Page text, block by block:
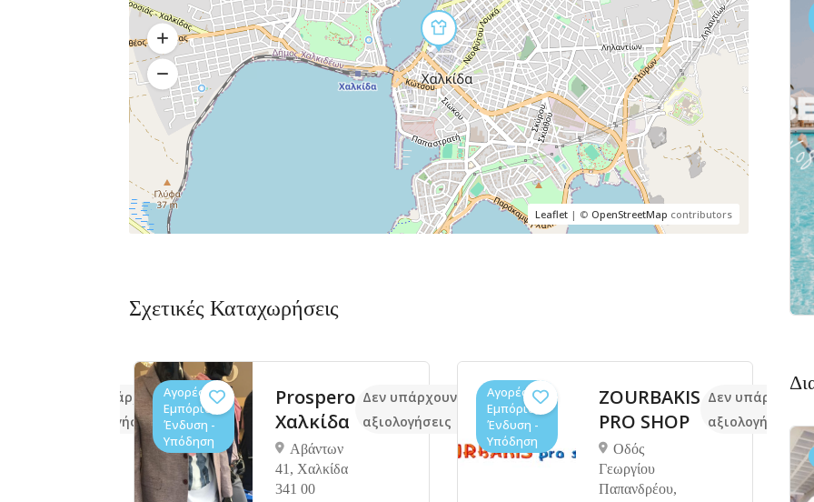
Leaflet| © OpenStreetMap contributors
Σχετικές Καταχωρήσεις
Δεν υπάρχουν ακόμα
αξιολογήσεις
Αγορές /
Εμπόριο,
Ένδυση -
Υπόδηση
Prospero
Χαλκίδα
Αβάντων
41, Χαλκίδα
341 00
Δεν υπάρχουν ακόμα
αξιολογήσεις
Αγορές /
Εμπόριο,
Ένδυση -
Υπόδηση
ZOURBAKIS
PRO SHOP
Οδός
Γεωργίου
Παπανδρέου,
Δεν υπάρχουν
αξιολογήσεις
Bar, Club,
Διασκέδαση,
Εστιατόρια
Premium Πακέτο
Raval Χαλκιδα
Καραολή και
Δημητρίου 1, Xαλκίδα
Διαμονή,
Ξενοδοχεία
Premium
Πακέτο
Kaminos
Resort
Λίμνη,
Βόρεια
Εύβοια 340 05